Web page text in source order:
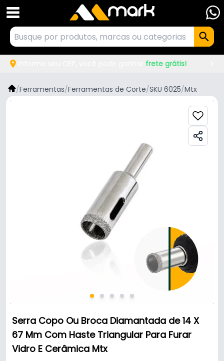
frete grátis!
/Ferramentas/Ferramentas de Corte/SKU 6025/Mtx
Serra Copo Ou Broca Diamantada de 14 X
67 Mm Com Haste Triangular Para Furar
Vidro E Cerâmica Mtx